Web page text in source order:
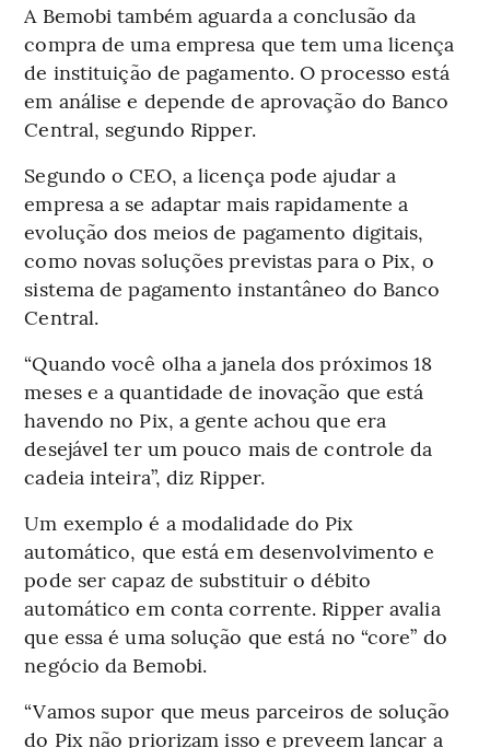
A Bemobi também aguarda a conclusão da
compra de uma empresa que tem uma licença
de instituição de pagamento. O processo está
em análise e depende de aprovação do Banco
Central, segundo Ripper.
Segundo o CEO, a licença pode ajudar a
empresa a se adaptar mais rapidamente a
evolução dos meios de pagamento digitais,
como novas soluções previstas para o Pix, o
sistema de pagamento instantâneo do Banco
Central.
“Quando você olha a janela dos próximos 18
meses e a quantidade de inovação que está
havendo no Pix, a gente achou que era
desejável ter um pouco mais de controle da
cadeia inteira”, diz Ripper.
Um exemplo é a modalidade do Pix
automático, que está em desenvolvimento e
pode ser capaz de substituir o débito
automático em conta corrente. Ripper avalia
que essa é uma solução que está no “core” do
negócio da Bemobi.
“Vamos supor que meus parceiros de solução
do Pix não priorizam isso e preveem lançar a